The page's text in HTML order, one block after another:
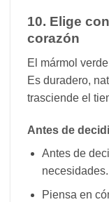
10. Elige
corazón
El mármol
Es duradero,
trasciende el
Antes de
Antes de
necesidades.
Piensa en